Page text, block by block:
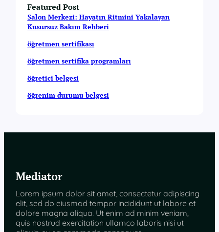
Featured Post
Salon Merkezi: Hayatın Ritmini Yakalayan
Kusursuz Bakım Rehberi
öğretmen sertifikası
öğretmen sertifika programları
öğretici belgesi
öğrenim durumu belgesi
Mediator
Lorem ipsum dolor sit amet, consectetur adipiscing
elit, sed do eiusmod tempor incididunt ut labore et
dolore magna aliqua. Ut enim ad minim veniam,
quis nostrud exercitation ullamco laboris nisi ut